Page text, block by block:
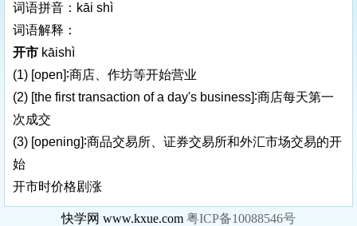
词语拼音：kāi shì
词语解释：
开市 kāishì
(1) [open]∶商店、作坊等开始营业
(2) [the first transaction of a day's business]∶商店每天第一
次成交
(3) [opening]∶商品交易所、证券交易所和外汇市场交易的开
始
开市时价格剧涨
快学网 www.kxue.com 粤ICP备10088546号